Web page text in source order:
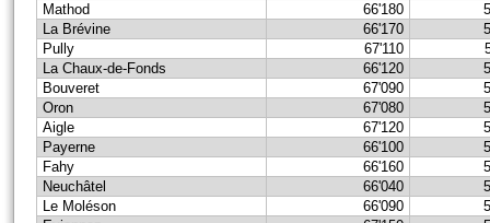
Mathod
66'180
La Brévine
66'170
Pully
67'110
La Chaux-de-Fonds
66'120
Bouveret
67'090
Oron
67'080
Aigle
67'120
Payerne
66'100
Fahy
66'160
Neuchâtel
66'040
Le Moléson
66'090